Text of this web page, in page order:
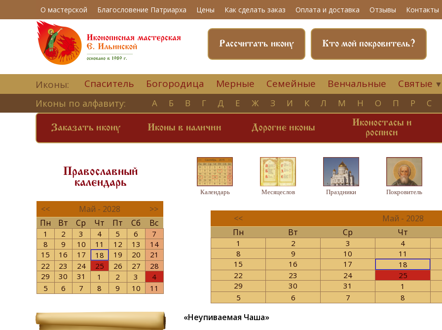
О мастерской Благословение Патриарха Цены Как сделать заказ Оплата и доставка Отзывы Контакты
Кто мой покровитель?
Рассчитать икону
Иконы: Спаситель Богородица Мерные Семейные Венчальные Святые ▼
Иконы по алфавиту: А Б В Г Д Е Ж З И К Л М Н О П Р С
Заказать икону Иконы в наличии Дорогие иконы
Иконостасы и
росписи
Православный
календарь
<< Май - 2028
>>
Пн
Вт Ср Чт Пт Сб Вс
1 2 3 4 5 6
7
8
9 10 11 12 13
14
15
16 17 18 19 20
21
22
23 24 25 26 27
28
29
30 31 1 2 3
4
5
6 7 8 9 10 11
Календарь Месяцеслов Праздники Покровитель
<< Май - 2028
Пн
Вт Ср Чт
1 2 3 4
8
9 10 11
15
16 17 18
22
23 24 25
29
30 31 1
5
6 7 8
«Неупиваемая Чаша»